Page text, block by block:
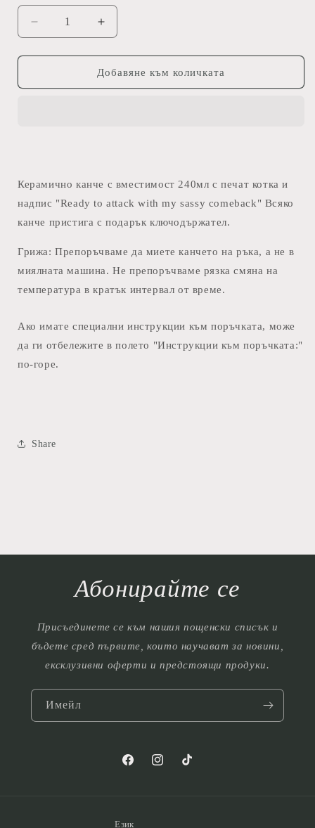
Намаляване
на
количеството
Котка
Увеличаване
на
количеството
за
Котка
Добавяне към количката
Керамично канче с вместимост 240мл с печат котка и
надпис "Ready to attack with my sassy comeback" Всяко
канче пристига с подарък ключодържател.
Грижа: Препоръчваме да миете канчето на ръка, а не в
миялната машина. Не препоръчваме рязка смяна на
температура в кратък интервал от време.
Ако имате специални инструкции към поръчката, може
да ги отбележите в полето "Инструкции към поръчката:"
по-горе.
Share
Абонирайте се
Присъединете се към нашия пощенски списък и
бъдете сред първите, които научават за новини,
ексклузивни оферти и предстоящи продуки.
Имейл
FacebookInstagramTikTok
Език